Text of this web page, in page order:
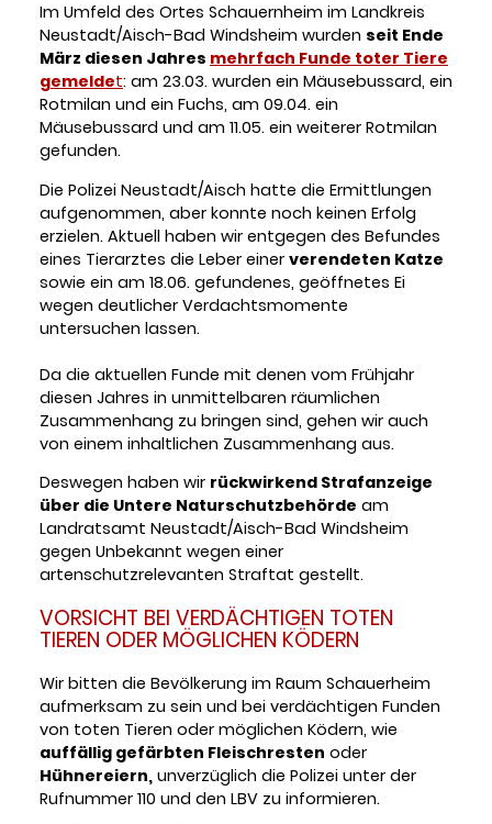
Im Umfeld des Ortes Schauernheim im Landkreis
Neustadt/Aisch-Bad Windsheim wurden seit Ende
März diesen Jahres mehrfach Funde toter Tiere
gemeldet: am 23.03. wurden ein Mäusebussard, ein
Rotmilan und ein Fuchs, am 09.04. ein
Mäusebussard und am 11.05. ein weiterer Rotmilan
gefunden.
Die Polizei Neustadt/Aisch hatte die Ermittlungen
aufgenommen, aber konnte noch keinen Erfolg
erzielen. Aktuell haben wir entgegen des Befundes
eines Tierarztes die Leber einer verendeten Katze
sowie ein am 18.06. gefundenes, geöffnetes Ei
wegen deutlicher Verdachtsmomente
untersuchen lassen.
Da die aktuellen Funde mit denen vom Frühjahr
diesen Jahres in unmittelbaren räumlichen
Zusammenhang zu bringen sind, gehen wir auch
von einem inhaltlichen Zusammenhang aus.
Deswegen haben wir rückwirkend Strafanzeige
über die Untere Naturschutzbehörde am
Landratsamt Neustadt/Aisch-Bad Windsheim
gegen Unbekannt wegen einer
artenschutzrelevanten Straftat gestellt.
VORSICHT BEI VERDÄCHTIGEN TOTEN
TIEREN ODER MÖGLICHEN KÖDERN
Wir bitten die Bevölkerung im Raum Schauerheim
aufmerksam zu sein und bei verdächtigen Funden
von toten Tieren oder möglichen Ködern, wie
auffällig gefärbten Fleischresten oder
Hühnereiern, unverzüglich die Polizei unter der
Rufnummer 110 und den LBV zu informieren.